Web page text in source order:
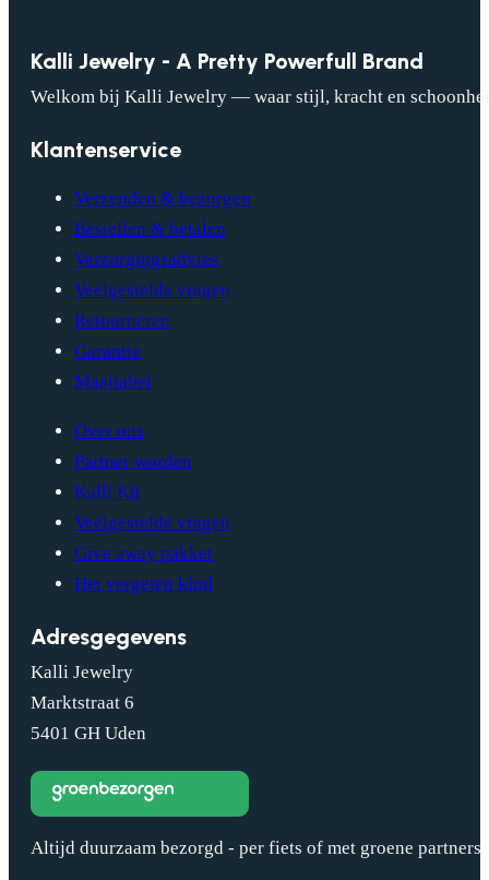
Kalli Jewelry - A Pretty Powerfull Brand
Welkom bij Kalli Jewelry — waar stijl, kracht en
Klantenservice
Verzenden & bezorgen
Bestellen & betalen
Verzorgingsadvies
Veelgestelde vragen
Retourneren
Garantie
Maattabel
Over ons
Partner worden
Kalli Kit
Veelgestelde vragen
Give away pakket
Het vergeten kind
Adresgegevens
Kalli Jewelry
Marktstraat 6
5401 GH Uden
Altijd duurzaam bezorgd - per fiets of met groene partners